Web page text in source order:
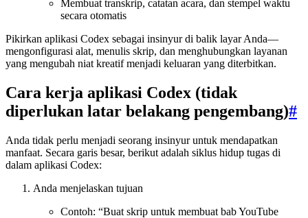
Membuat transkrip, catatan acara, dan stempel waktu
secara otomatis
Pikirkan aplikasi Codex sebagai insinyur di balik layar Anda—
mengonfigurasi alat, menulis skrip, dan menghubungkan layanan
yang mengubah niat kreatif menjadi keluaran yang diterbitkan.
Cara kerja aplikasi Codex (tidak
diperlukan latar belakang pengembang)#
Anda tidak perlu menjadi seorang insinyur untuk mendapatkan
manfaat. Secara garis besar, berikut adalah siklus hidup tugas di
dalam aplikasi Codex:
Anda menjelaskan tujuan
Contoh: “Buat skrip untuk membuat bab YouTube